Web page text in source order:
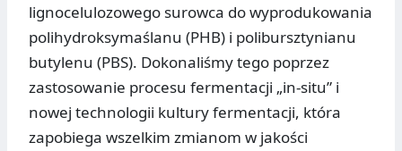
lignocelulozowego surowca do wyprodukowania
polihydroksymaślanu (PHB) i polibursztynianu
butylenu (PBS). Dokonaliśmy tego poprzez
zastosowanie procesu fermentacji „in-situ” i
nowej technologii kultury fermentacji, która
zapobiega wszelkim zmianom w jakości